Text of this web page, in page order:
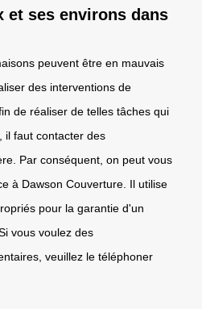
et ses environs dans
peuvent être en mauvais
des interventions de
de réaliser de telles tâches qui
il faut contacter des
Par conséquent, on peut vous
à Dawson Couverture. Il utilise
pour la garantie d'un
vous voulez des
veuillez le téléphoner